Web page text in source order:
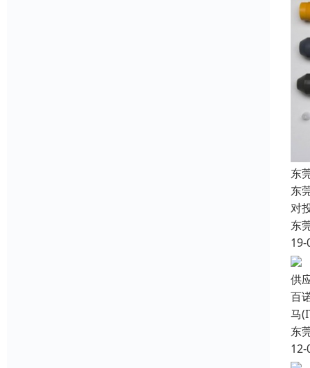
东
东
对
东
19-
供
百
马
东
12-